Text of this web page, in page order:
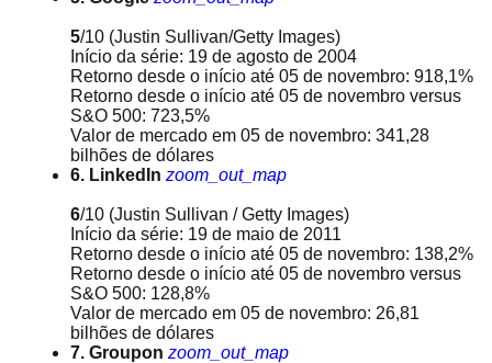
5/10 (Justin Sullivan/Getty Images)
Início da série: 19 de agosto de 2004
Retorno desde o início até 05 de novembro: 918,1%
Retorno desde o início até 05 de novembro versus
S&O 500: 723,5%
Valor de mercado em 05 de novembro: 341,28
bilhões de dólares
6. LinkedIn zoom_out_map
6/10 (Justin Sullivan / Getty Images)
Início da série: 19 de maio de 2011
Retorno desde o início até 05 de novembro: 138,2%
Retorno desde o início até 05 de novembro versus
S&O 500: 128,8%
Valor de mercado em 05 de novembro: 26,81
bilhões de dólares
7. Groupon zoom_out_map